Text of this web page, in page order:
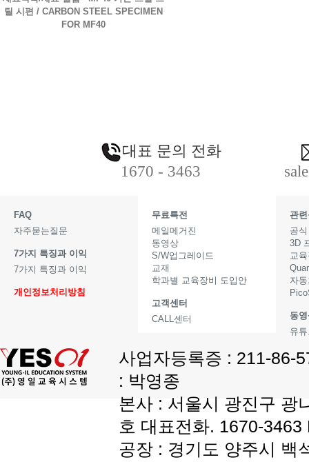
틸 시편 / CARBON STEEL SPECIMEN
FOR MF40
대표 문의 전화
1670 - 3463
FAQ
자주묻는질문
7가지 특징과 이익
7가지 특징과 이익
개인정보처리방침
무료특전
메일메거진
동영상
S/W업그레이드
교재
학과별 교육장비 도입안
고객센터
CALL센터
관
공
3D
교
자
동
유
사업자등록증 : 211-86-
: 박영종
본사 : 서울시 광진구 광
호 대표전화. 1670-
공장 : 경기도 양주시 백